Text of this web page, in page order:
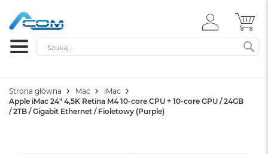
ZALOGUJ
SIĘ
Szukaj
Strona główna Mac
iMac
Apple iMac 24" 4,5K Retina M4 10-core CPU + 10-core GPU / 24GB
/ 2TB / Gigabit Ethernet / Fioletowy (Purple)